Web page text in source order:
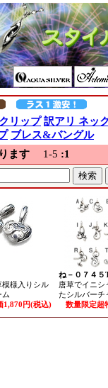
リップ 訳アリ ネッ
ブレス&バングル
ます 1-5 :1
模様入りシル
ム
1,870円(税込)
ね－０７４５
唐草でイニシ
たシルバーチ
数量限定超